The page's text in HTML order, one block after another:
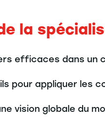
la
efficaces dans un
pour appliquer les
vision globale du